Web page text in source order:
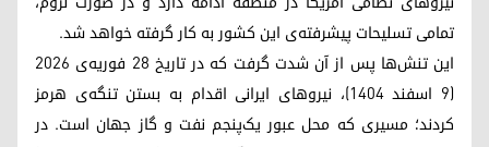
تمامی تسلیحات پیشرفته‌ی این کشور به کار گرفته خواهد شد.
این تنش‌ها پس از آن شدت گرفت که در تاریخ ۲۸ فوریه‌ی ۲۰۲۶
(۹ اسفند ۱۴۰۴)، نیروهای ایرانی اقدام به بستن تنگه‌ی هرمز
کردند؛ مسیری که محل عبور یک‌پنجم نفت و گاز جهان است. در